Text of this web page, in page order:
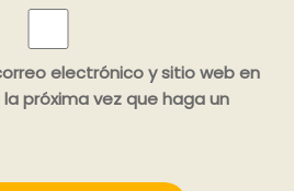
electrónico y sitio web en
próxima vez que haga un